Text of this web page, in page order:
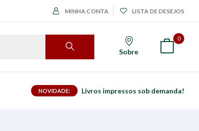
MINHA CONTA LISTA DE DESEJOS
Sobre
0
NOVIDADE: Livros impressos sob demanda!